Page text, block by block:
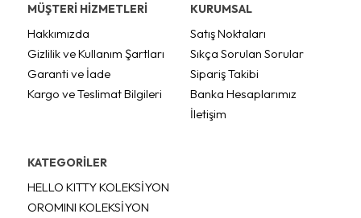
MÜŞTERİ HİZMETLERİ
Hakkımızda
Gizlilik ve Kullanım Şartları
Garanti ve İade
Kargo ve Teslimat Bilgileri
KURUMSAL
Satış Noktaları
Sıkça Sorulan Sorular
Sipariş Takibi
Banka Hesaplarımız
İletişim
KATEGORİLER
HELLO KITTY KOLEKSİYON
OROMINI KOLEKSİYON